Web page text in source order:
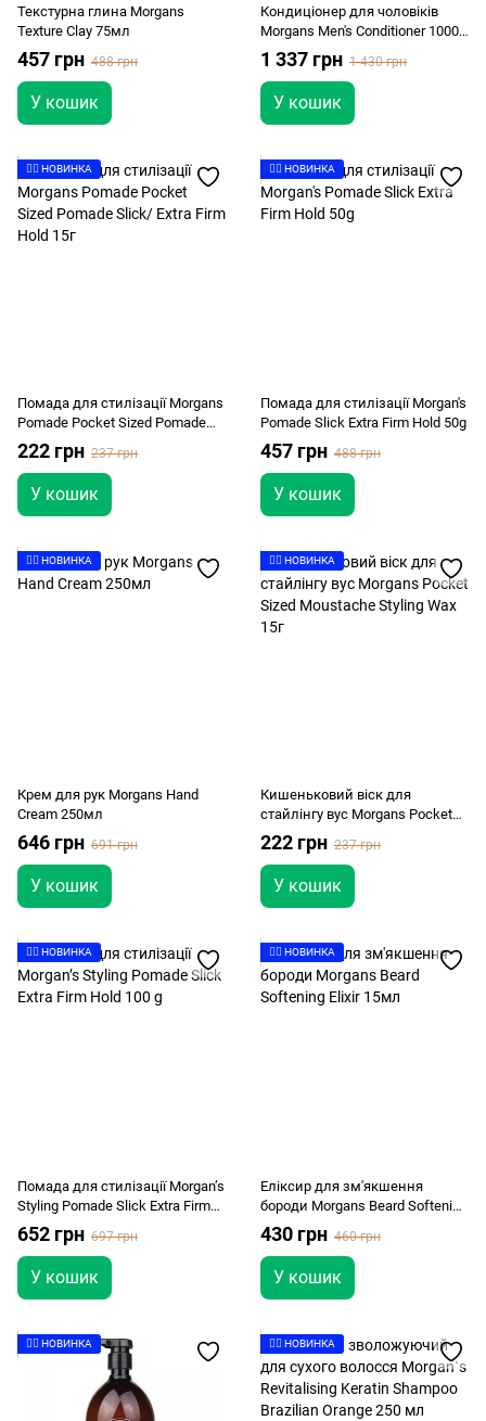
Текстурна глина Morgans
Texture Clay 75мл
457 грн 488 грн
У кошик
Кондиціонер для чоловіків
Morgans Men's Conditioner 1000
мл
1 337 грн 1 430 грн
У кошик
👉🏻 НОВИНКА
Помада для стилізації Morgans
Pomade Pocket Sized Pomade
Slick/ Extra Firm Hold 15г
222 грн 237 грн
У кошик
👉🏻 НОВИНКА
Помада для стилізації Morgan's
Pomade Slick Extra Firm Hold 50g
457 грн 488 грн
У кошик
👉🏻 НОВИНКА
Крем для рук Morgans Hand
Cream 250мл
646 грн 691 грн
У кошик
👉🏻 НОВИНКА
Кишеньковий віск для
стайлінгу вус Morgans Pocket
Sized Moustache Styling Wax 15г
222 грн 237 грн
У кошик
👉🏻 НОВИНКА
Помада для стилізації Morgan’s
Styling Pomade Slick Extra Firm
Hold 100 g
652 грн 697 грн
У кошик
👉🏻 НОВИНКА
Еліксир для зм'якшення
бороди Morgans Beard Softening
Elixir 15мл
430 грн 460 грн
У кошик
👉🏻 НОВИНКА 👉🏻 НОВИНКА